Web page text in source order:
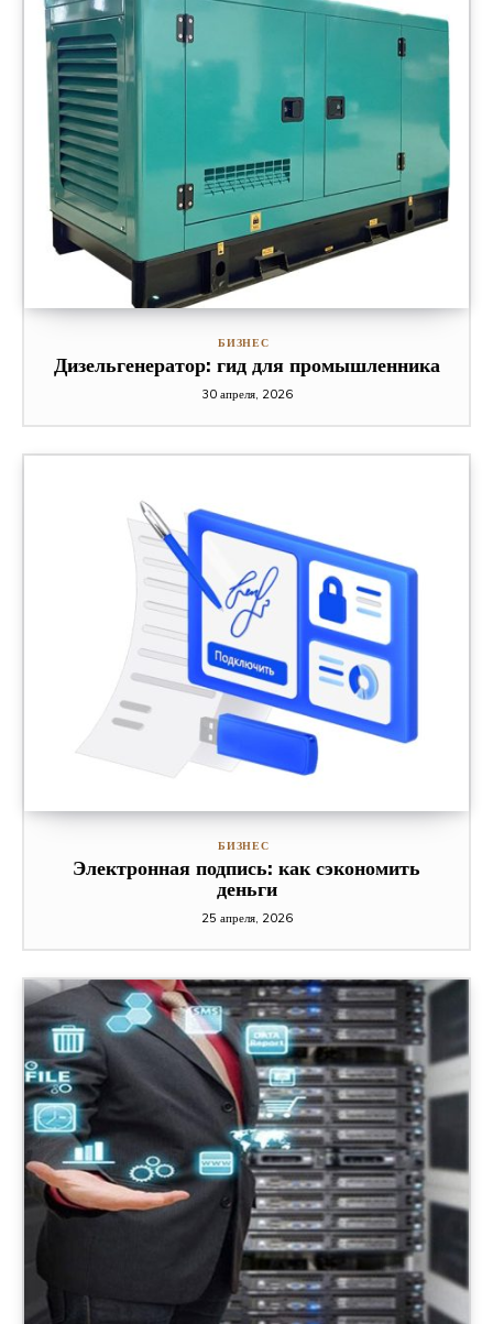
БИЗНЕС
Дизельгенератор: гид для промышленника
30 апреля, 2026
БИЗНЕС
Электронная подпись: как сэкономить
деньги
25 апреля, 2026